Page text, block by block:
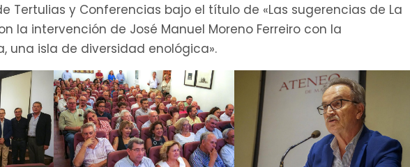
Tertulias y Conferencias bajo el título de «Las sugerencias de La
la intervención de José Manuel Moreno Ferreiro con la
una isla de diversidad enológica».